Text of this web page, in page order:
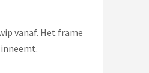
vanaf. Het frame